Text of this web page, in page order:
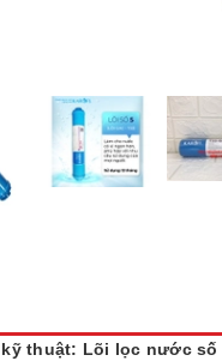
thuật: Lõi lọc nước